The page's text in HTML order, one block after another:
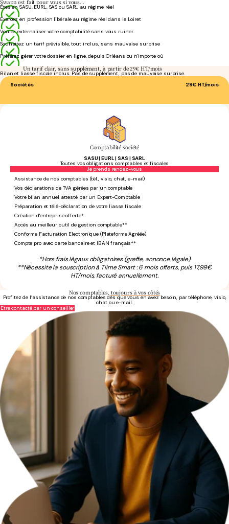
Swapn est fait pour vous si vous…
Êtes en SASU, EURL, SAS ou SARL au régime réel
Exercez en profession libérale au régime réel dans le Loiret
Voulez externaliser votre comptabilité sans vous ruiner
Souhaitez un tarif prévisible, tout inclus, sans mauvaise surprise
Préférez gérer votre dossier en ligne, depuis Orléans ou n'importe où
Un tarif clair, sans supplément, à partir de 29€ HT/mois
Bilan et liasse fiscale inclus. Pas de supplément, pas de mauvaise surprise.
Sociétés
29€ HT/mois
Comptabilité société
SASU | EURL | SAS | SARL
Toutes vos obligations comptables et fiscales
Je prends rendez-vous
Sans engagement
Assistance de nos comptables (tél., visio, chat, e-mail)
Vos déclarations de TVA gérées par un comptable
Votre bilan annuel attesté par un Expert-Comptable
Préparation et télé-déclaration de votre liasse fiscale
Création d'entreprise offerte*
Accès au meilleur outil de gestion comptable**
Conforme Facturation Electronique (Plateforme Agréée)
Compte pro avec carte bancaire et IBAN français**
*Hors frais légaux obligatoires (greffe, annonce légale)
**Nécessite la souscription à Tiime Smart : 6 mois offerts, puis 17,99€
HT/mois, facturé annuellement.
Nos comptables, toujours à vos côtés
Profitez de l’assistance de nos comptables dès que vous en avez besoin, par téléphone, visio,
chat ou e-mail.
Être contacté par un conseiller